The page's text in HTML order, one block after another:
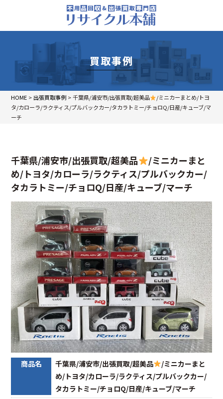
買取事例
HOME > 出張買取事例 >千葉県/浦安市/出張買取/超美品
/ミニカーまとめ/トヨ
タ/カローラ/ラクティス/プルバックカー/タカラトミー/チョロQ/日産/キューブ/マ
ーチ
千葉県/浦安市/出張買取/超美品
/ミニカーまと
め/トヨタ/カローラ/ラクティス/プルバックカー/
タカラトミー/チョロQ/日産/キューブ/マーチ
商品名 千葉県/浦安市/出張買取/超美品
/ミニカーまと
め/トヨタ/カローラ/ラクティス/プルバックカー/
タカラトミー/チョロQ/日産/キューブ/マーチ